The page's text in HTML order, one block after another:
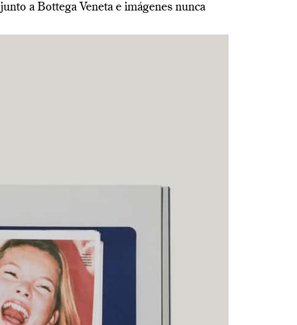
junto a Bottega Veneta e imágenes nunca